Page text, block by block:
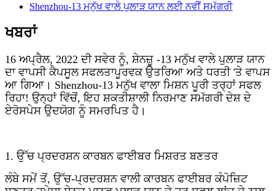
Shenzhou-13 ਮਨੁੱਖ ਵਾਲੇ ਪੁਲਾੜ ਯਾਨ ਲਈ ਨਵੀਂ ਸਮੱਗਰੀ
ਖਬਰਾਂ
16 ਅਪ੍ਰੈਲ, 2022 ਦੀ ਸਵੇਰ ਨੂੰ, ਸ਼ੇਨਜ਼ੂ -13 ਮਨੁੱਖ ਵਾਲੇ ਪੁਲਾੜ ਯਾਨ
ਦਾ ਵਾਪਸੀ ਕੈਪਸੂਲ ਸਫਲਤਾਪੂਰਵਕ ਉਤਰਿਆ ਅਤੇ ਧਰਤੀ 'ਤੇ ਵਾਪਸ
ਆ ਗਿਆ। Shenzhou-13 ਮਨੁੱਖ ਵਾਲਾ ਮਿਸ਼ਨ ਪੂਰੀ ਤਰ੍ਹਾਂ ਸਫਲ
ਰਿਹਾ! ਉਨ੍ਹਾਂ ਵਿੱਚੋਂ, ਇਹ ਸ਼ਕਤੀਸ਼ਾਲੀ ਨਿਰਮਾਣ ਸਮੱਗਰੀ ਦੇਸ਼ ਦੇ
ਏਰੋਸਪੇਸ ਉਦਯੋਗ ਨੂੰ ਸਮਰਪਿਤ ਹੈ।
1. ਉੱਚ ਪ੍ਰਦਰਸ਼ਨ ਕਾਰਬਨ ਫਾਈਬਰ ਮਿਸ਼ਰਤ ਬਣਤਰ
ਲੰਬੇ ਸਮੇਂ ਤੋਂ, ਉੱਚ-ਪ੍ਰਦਰਸ਼ਨ ਵਾਲੀ ਕਾਰਬਨ ਫਾਈਬਰ ਕੰਪੋਜ਼ਿਟ